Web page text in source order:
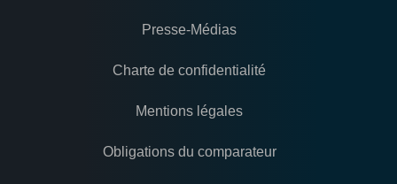
Presse-Médias
Charte de confidentialité
Mentions légales
Obligations du comparateur